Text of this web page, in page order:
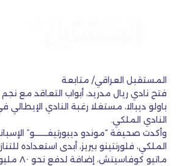
المستقبل العراقي/ متابعة
فتح نادي ريال مدريد، أبواب التعاقد مع
باولو ديبالا، مستغلا رغبة النادي
النادي الملكي.
وأكدت صحيفة “موندو ديبورتيفـــــــو”
الملكي، فلورنتينو بيريز، أبدى استعداده
ماتيو